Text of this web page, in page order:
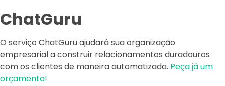
ChatGuru
O serviço ChatGuru ajudará sua organização
empresarial a construir relacionamentos duradouros
com os clientes de maneira automatizada. Peça já um
orçamento!